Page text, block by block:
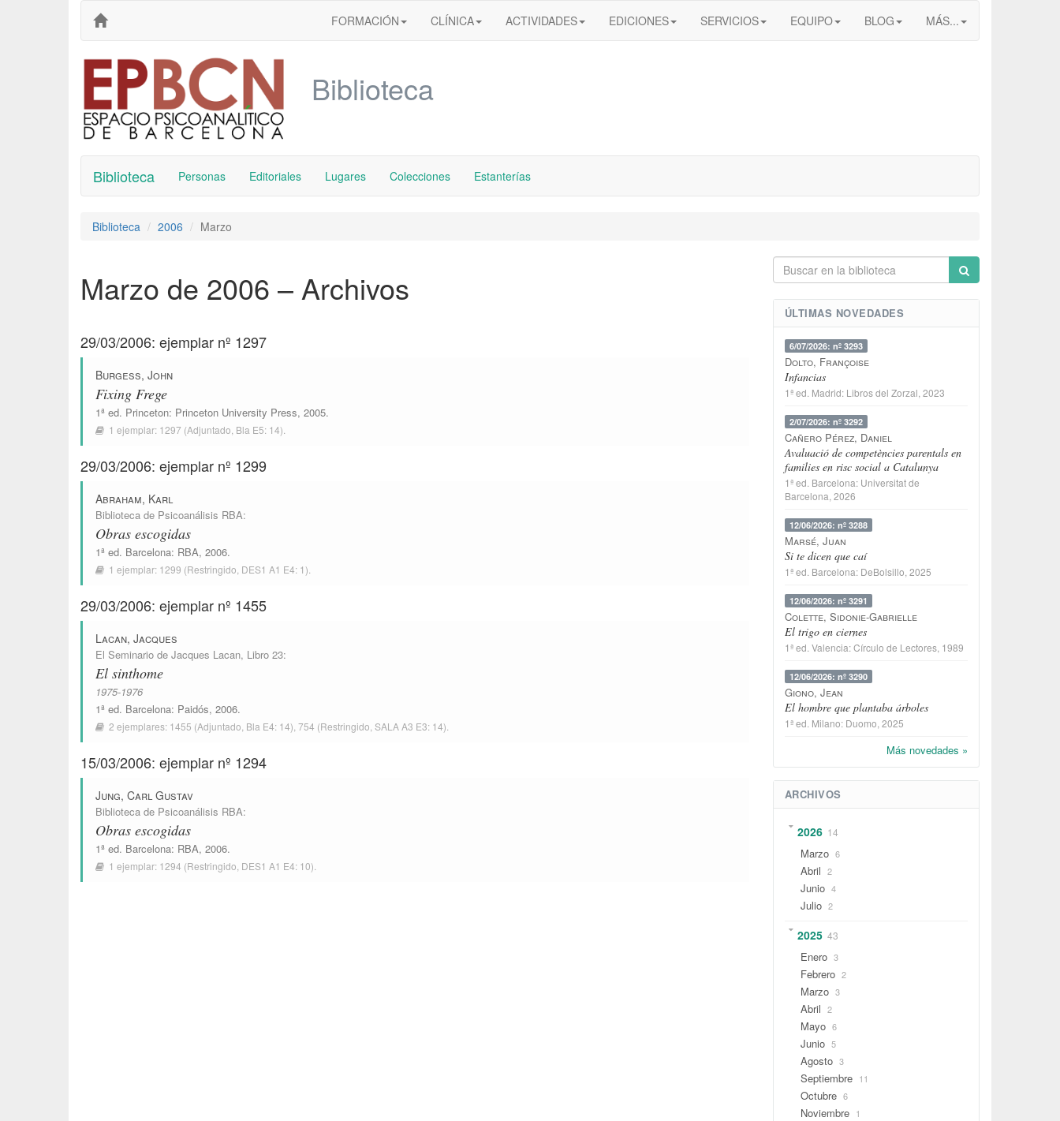
FORMACIÓN CLÍNICA ACTIVIDADES EDICIONES SERVICIOS EQUIPO BLOG MÁS...
Biblioteca
Biblioteca Personas Editoriales Lugares Colecciones Estanterías
Biblioteca 2006 Marzo
Marzo de 2006 – Archivos
29/03/2006: ejemplar nº 1297
Burgess, John
Fixing Frege
1ª ed. Princeton: Princeton University Press, 2005.
1 ejemplar: 1297 (Adjuntado, Bla E5: 14).
29/03/2006: ejemplar nº 1299
Abraham, Karl
Biblioteca de Psicoanálisis RBA:
Obras escogidas
1ª ed. Barcelona: RBA, 2006.
1 ejemplar: 1299 (Restringido, DES1 A1 E4: 1).
29/03/2006: ejemplar nº 1455
Lacan, Jacques
El Seminario de Jacques Lacan, Libro 23:
El sinthome
1975-1976
1ª ed. Barcelona: Paidós, 2006.
2 ejemplares: 1455 (Adjuntado, Bla E4: 14), 754 (Restringido, SALA A3 E3: 14).
15/03/2006: ejemplar nº 1294
Jung, Carl Gustav
Biblioteca de Psicoanálisis RBA:
Obras escogidas
1ª ed. Barcelona: RBA, 2006.
1 ejemplar: 1294 (Restringido, DES1 A1 E4: 10).
ÚLTIMAS NOVEDADES
6/07/2026: nº 3293
Dolto, Françoise
Infancias
1ª ed. Madrid: Libros del Zorzal , 2023
2/07/2026: nº 3292
Cañero Pérez, Daniel
Avaluació de competències parentals en
families en risc social a Catalunya
1ª ed. Barcelona: Universitat de
Barcelona , 2026
12/06/2026: nº 3288
Marsé, Juan
Si te dicen que caí
1ª ed. Barcelona: DeBolsillo , 2025
12/06/2026: nº 3291
Colette, Sidonie-Gabrielle
El trigo en ciernes
1ª ed. Valencia:Círculo de Lectores, 1989
12/06/2026: nº 3290
Giono, Jean
El hombre que plantaba árboles
1ª ed. Milano: Duomo , 2025
Más novedades »
ARCHIVOS
2026 14
Marzo 6
Abril 2
Junio 4
Julio 2
2025 43
Enero 3
Febrero 2
Marzo 3
Abril 2
Mayo 6
Junio 5
Agosto 3
Septiembre 11
Octubre 6
Noviembre 1